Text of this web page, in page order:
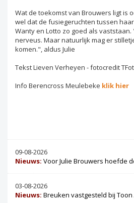
Wat de toekomst van Brouwers ligt is
wel dat de fusiegeruchten tussen
Wanty en Lotto zo goed als
nerveus. Maar natuurlijk mag er
komen.", aldus Julie
Tekst Lieven Verheyen - fotocredit
Info Berencross Meulebeke klik hier
09-08-2026
Nieuws: Voor Julie Brouwers hoefde
03-08-2026
Nieuws: Breuken vastgesteld bij Toon